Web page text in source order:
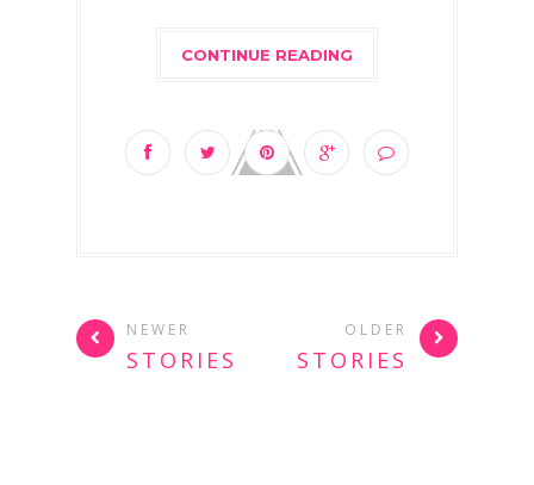
CONTINUE READING
NEWER
STORIES
OLDER
STORIES